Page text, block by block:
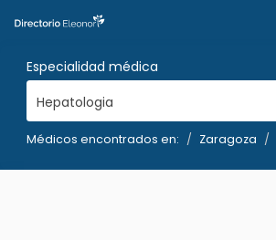
Especialidad médica
Hepatologia
Médicos encontrados en: Zaragoza